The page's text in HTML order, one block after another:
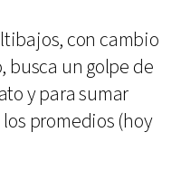
con cambio
busca un golpe de
y para sumar
promedios (hoy